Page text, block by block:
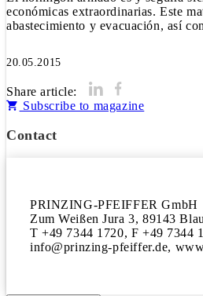
económicas extraordinarias. Este
abastecimiento y evacuación, así
20.05.2015
Share article:
Subscribe to magazine
Contact
PRINZING-PFEIFFER GmbH
Zum Weißen Jura 3, 89143
T +49 7344 1720, F +49 7344
info@prinzing-pfeiffer.de,